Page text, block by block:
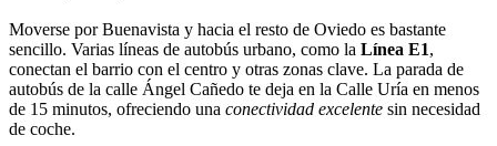
Moverse por Buenavista y hacia el resto de Oviedo es bastante
sencillo. Varias líneas de autobús urbano, como la Línea E1,
conectan el barrio con el centro y otras zonas clave. La parada de
autobús de la calle Ángel Cañedo te deja en la Calle Uría en menos
de 15 minutos, ofreciendo una conectividad excelente sin necesidad
de coche.